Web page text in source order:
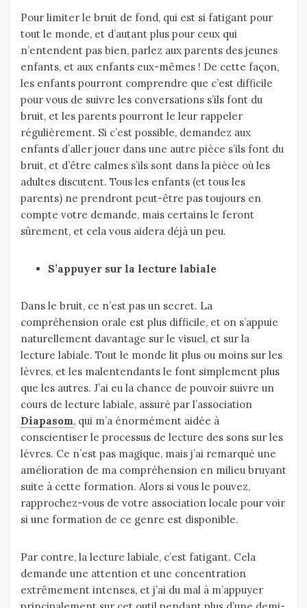
Pour limiter le bruit de fond, qui est si fatigant pour
tout le monde, et d’autant plus pour ceux qui
n’entendent pas bien, parlez aux parents des jeunes
enfants, et aux enfants eux-mêmes ! De cette façon,
les enfants pourront comprendre que c’est difficile
pour vous de suivre les conversations s’ils font du
bruit, et les parents pourront le leur rappeler
régulièrement. Si c’est possible, demandez aux
enfants d’aller jouer dans une autre pièce s’ils font du
bruit, et d’être calmes s’ils sont dans la pièce où les
adultes discutent. Tous les enfants (et tous les
parents) ne prendront peut-être pas toujours en
compte votre demande, mais certains le feront
sûrement, et cela vous aidera déjà un peu.
S’appuyer sur la lecture labiale
Dans le bruit, ce n’est pas un secret. La
compréhension orale est plus difficile, et on s’appuie
naturellement davantage sur le visuel, et sur la
lecture labiale. Tout le monde lit plus ou moins sur les
lèvres, et les malentendants le font simplement plus
que les autres. J’ai eu la chance de pouvoir suivre un
cours de lecture labiale, assuré par l’association
Diapasom, qui m’a énormément aidée à
conscientiser le processus de lecture des sons sur les
lèvres. Ce n’est pas magique, mais j’ai remarqué une
amélioration de ma compréhension en milieu bruyant
suite à cette formation. Alors si vous le pouvez,
rapprochez-vous de votre association locale pour voir
si une formation de ce genre est disponible.
Par contre, la lecture labiale, c’est fatigant. Cela
demande une attention et une concentration
extrêmement intenses, et j’ai du mal à m’appuyer